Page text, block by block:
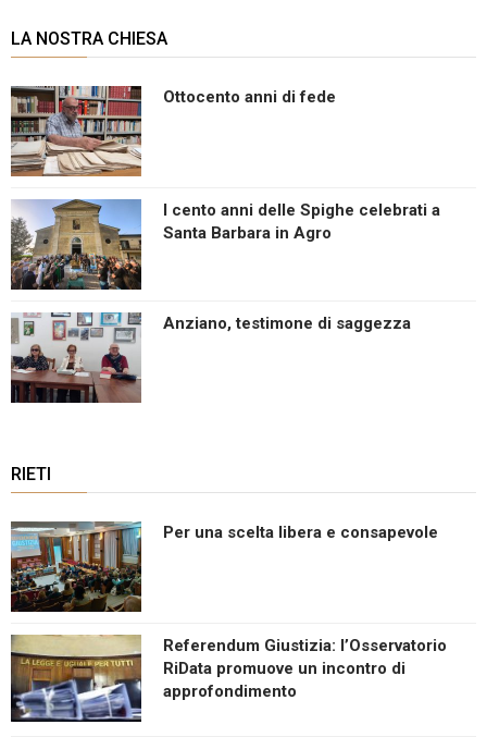
LA NOSTRA CHIESA
Ottocento anni di fede
I cento anni delle Spighe celebrati a
Santa Barbara in Agro
Anziano, testimone di saggezza
RIETI
Per una scelta libera e consapevole
Referendum Giustizia: l’Osservatorio
RiData promuove un incontro di
approfondimento